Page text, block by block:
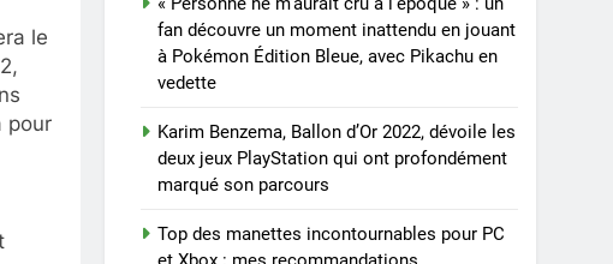
le
pour
fan découvre un moment inattendu en jouant
à Pokémon Édition Bleue, avec Pikachu en
vedette
Karim Benzema, Ballon d’Or 2022, dévoile les
deux jeux PlayStation qui ont profondément
marqué son parcours
Top des manettes incontournables pour PC